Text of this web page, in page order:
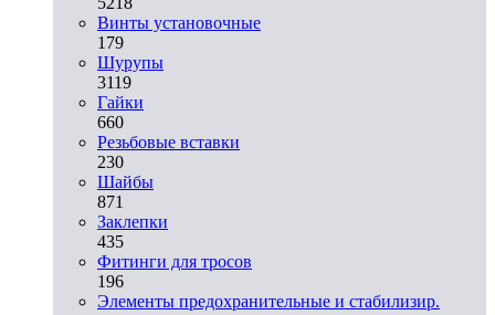
Винты установочные
179
Шурупы
3119
Гайки
660
Резьбовые вставки
230
Шайбы
871
Заклепки
435
Фитинги для тросов
196
Элементы предохранительные и стабилизир.